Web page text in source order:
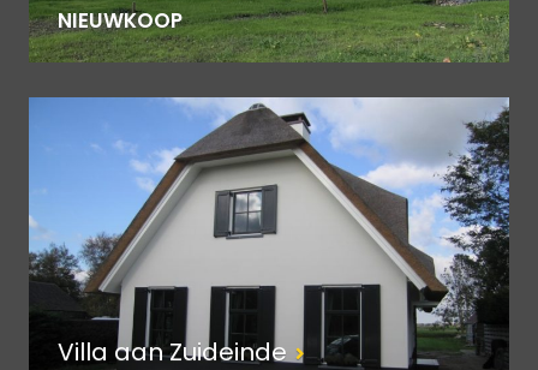
NIEUWKOOP
Villa aan Zuideinde